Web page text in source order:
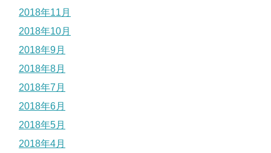
2018年11月
2018年10月
2018年9月
2018年8月
2018年7月
2018年6月
2018年5月
2018年4月